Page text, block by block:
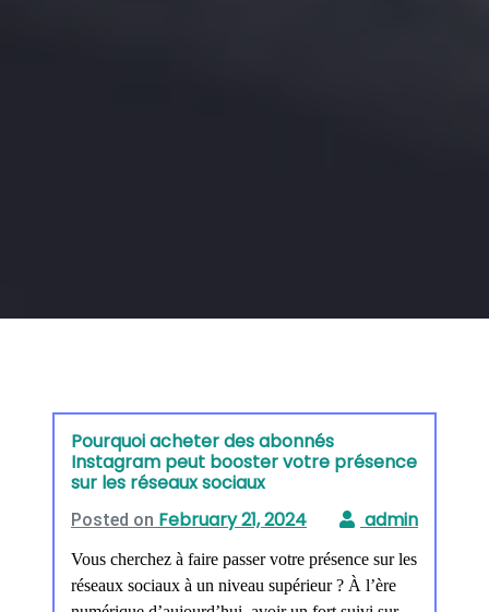
Pourquoi acheter des abonnés
Instagram peut booster votre présence
sur les réseaux sociaux
Posted on February 21, 2024
Vous cherchez à faire passer votre présence sur les
réseaux sociaux à un niveau supérieur ? À l’ère